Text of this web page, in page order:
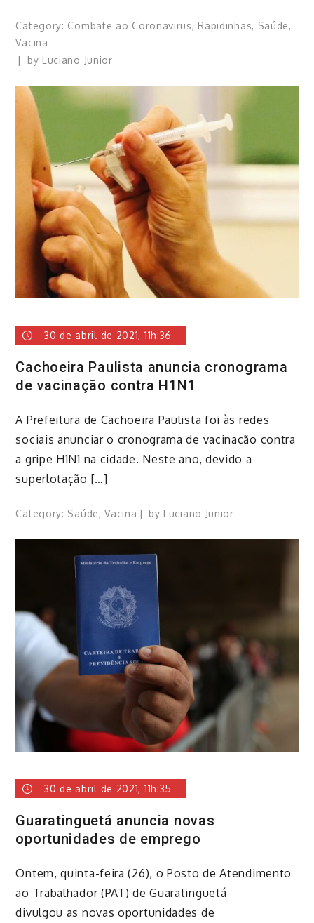
Category: Combate ao Coronavirus, Rapidinhas, Saúde,
Vacina
by Luciano Junior
30 de abril de 2021, 11h:36
Cachoeira Paulista anuncia cronograma
de vacinação contra H1N1
A Prefeitura de Cachoeira Paulista foi às redes
sociais anunciar o cronograma de vacinação contra
a gripe H1N1 na cidade. Neste ano, devido a
superlotação […]
Category: Saúde,Vacina by Luciano Junior
30 de abril de 2021, 11h:35
Guaratinguetá anuncia novas
oportunidades de emprego
​Ontem, quinta-feira (26), o Posto de Atendimento
ao Trabalhador (PAT) de Guaratinguetá
divulgou as novas oportunidades de